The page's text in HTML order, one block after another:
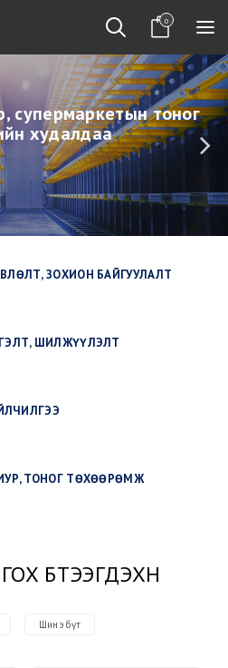
0
супермаркетын тоног
худалдаа
ЗОХИОН БАЙГУУЛАЛТ
ШИЛЖҮҮЛЭЛТ
ТОНОГ ТӨХӨӨРӨМЖ
БҮТЭЭГДЭХҮҮН
Шинэ бүт